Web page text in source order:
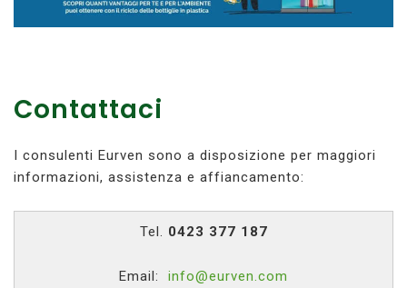
Contattaci
I consulenti Eurven sono a disposizione per maggiori
informazioni, assistenza e affiancamento:
Tel. 0423 377 187
Email: info@eurven.com